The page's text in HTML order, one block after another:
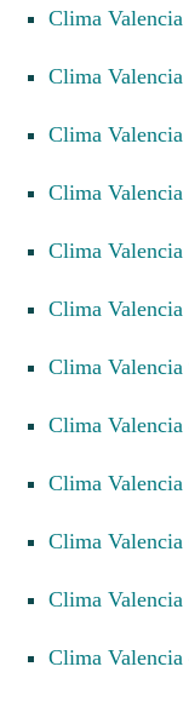
Clima
Clima
Clima
Clima
Clima
Clima
Clima
Clima
Clima
Clima
Clima
Clima